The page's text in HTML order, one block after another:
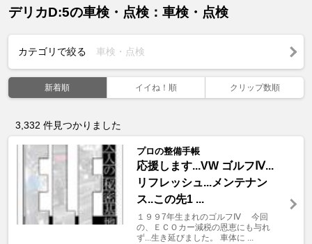
デリカD:5の車検・点検：車検・点検
カテゴリで絞る 車検・点検
新着順 イイね！順 クリップ数順
3,332 件見つかりました
プロの整備手帳
応援します...VW ゴルフⅣ...
リフレッシュ...メンテナン
ス..この先1 ...
１９９7年生まれのゴルフⅣ 今回
の、ＥＣＯカー減税の恩恵にも与れ
ず...生き延びました。 車体に ...